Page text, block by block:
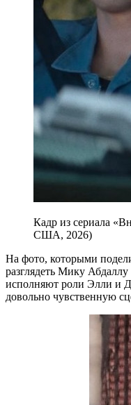
Кадр из сериала
США, 2026)
На фото, которыми
разглядеть Мику
исполняют роли Элли и
довольно чувственную